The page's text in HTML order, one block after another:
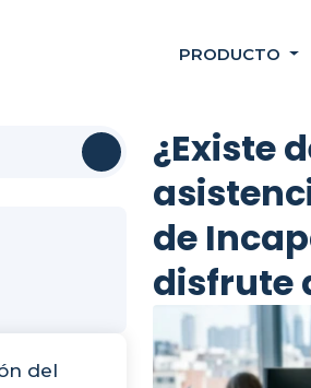
PRODUCTO
del
¿Existe
de
disfrute